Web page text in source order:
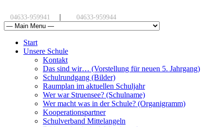
04633-959941 | 04633-959944
Start
Unsere Schule
Kontakt
Das sind wir… (Vorstellung für neuen 5. Jahrgang)
Schulrundgang (Bilder)
Raumplan im aktuellen Schuljahr
Wer war Struensee? (Schulname)
Wer macht was in der Schule? (Organigramm)
Kooperationspartner
Schulverband Mittelangeln